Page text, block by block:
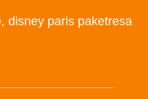
disney paris paketresa